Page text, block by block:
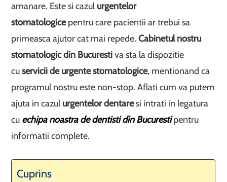
amanare. Este si cazul urgentelor
stomatologicepentru care pacientii ar trebui sa
primeasca ajutor cat mai repede.Cabinetul nostru
stomatologic din Bucurestiva sta la dispozitie
cuservicii de urgente stomatologice, mentionand ca
programul nostru este non-stop. Aflati cum va putem
ajuta in cazul urgentelor dentaresi intrati in legatura
cu echipa noastra de dentisti din Bucurestipentru
informatii complete.
Cuprins